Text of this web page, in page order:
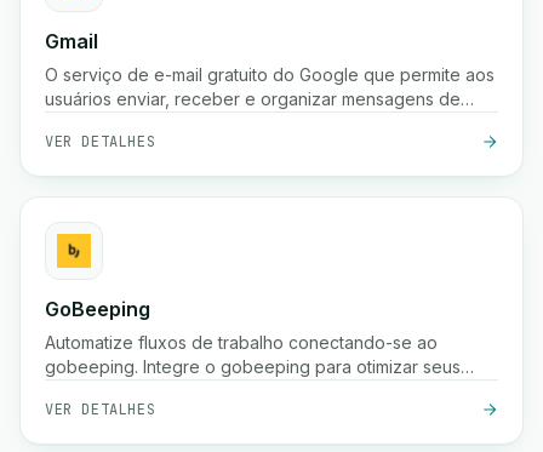
Gmail
O serviço de e-mail gratuito do Google que permite aos
usuários enviar, receber e organizar mensagens de
pesquisa e integração com as ferramentas do Google
Workspace
VER DETALHES
GoBeeping
Automatize fluxos de trabalho conectando-se ao
gobeeping. Integre o gobeeping para otimizar seus
VER DETALHES